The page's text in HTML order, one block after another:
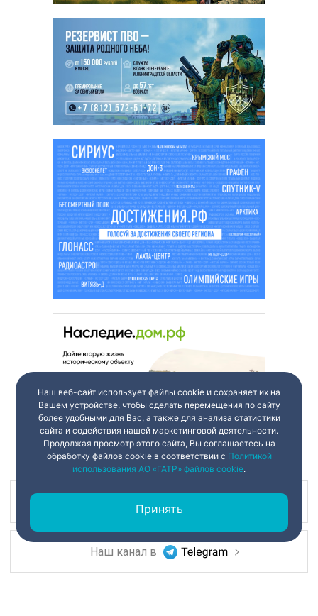
Наш канал в
Наш канал в
Наш веб-сайт использует файлы cookie и сохраняет их на
Вашем устройстве, чтобы сделать перемещения по сайту
более удобными для Вас, а также для анализа статистики
сайта и содействия нашей маркетинговой деятельности.
Продолжая просмотр этого сайта, Вы соглашаетесь на
обработку файлов cookie в соответствии с Политикой
использования АО «ГАТР» файлов cookie.
Принять